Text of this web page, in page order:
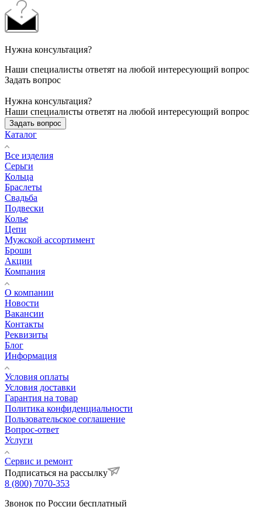
Нужна консультация?
Наши специалисты ответят на любой интересующий вопрос
Задать вопрос
Нужна консультация?
Наши специалисты ответят на любой интересующий вопрос
Задать вопрос
Каталог
Все изделия
Серьги
Кольца
Браслеты
Свадьба
Подвески
Колье
Цепи
Мужской ассортимент
Броши
Акции
Компания
О компании
Новости
Вакансии
Контакты
Реквизиты
Блог
Информация
Условия оплаты
Условия доставки
Гарантия на товар
Политика конфиденциальности
Пользовательское соглашение
Вопрос-ответ
Услуги
Сервис и ремонт
Подписаться на рассылку
8 (800) 7070-353
Звонок по России бесплатный